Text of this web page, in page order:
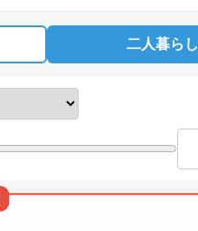
二人暮らし